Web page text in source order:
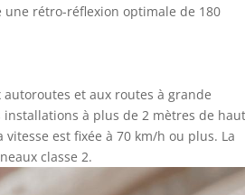
rétro-réflexion optimale de 180
et aux routes à grande
à plus de 2 mètres de
est fixée à 70 km/h ou plus. La
classe 2.